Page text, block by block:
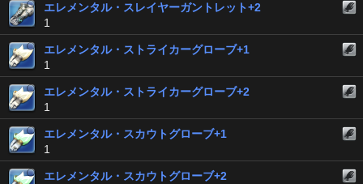
エレメンタル・スレイヤーガントレット+2
1
エレメンタル・ストライカーグローブ+1
1
エレメンタル・ストライカーグローブ+2
1
エレメンタル・スカウトグローブ+1
1
エレメンタル・スカウトグローブ+2